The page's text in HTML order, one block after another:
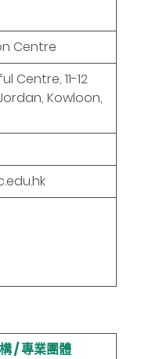
Centre
Centre, 11-12
Kowloon,
/ 專業團體